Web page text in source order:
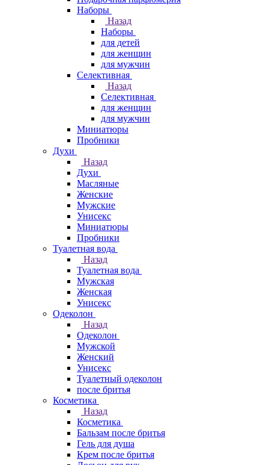
Наборы
Назад
Наборы
для детей
для женщин
для мужчин
Селективная
Назад
Селективная
для женщин
для мужчин
Миниатюры
Пробники
Духи
Назад
Духи
Масляные
Женские
Мужские
Унисекс
Миниатюры
Пробники
Туалетная вода
Назад
Туалетная вода
Мужская
Женская
Унисекс
Одеколон
Назад
Одеколон
Мужской
Женский
Унисекс
Туалетный одеколон
после бритья
Косметика
Назад
Косметика
Бальзам после бритья
Гель для душа
Крем после бритья